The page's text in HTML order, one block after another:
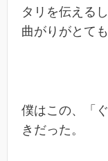
タリを伝える
曲がりがとて
僕はこの、「
きだった。